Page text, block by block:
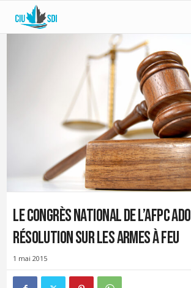
Le Congrès national de l’AFPC
résolution sur les armes à feu
1 mai 2015